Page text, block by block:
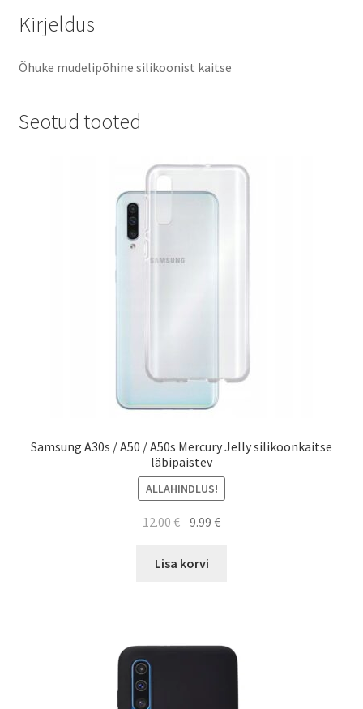
Kirjeldus
Õhuke mudelipõhine silikoonist kaitse
Seotud tooted
Samsung A30s / A50 / A50s Mercury Jelly silikoonkaitse
läbipaistev
ALLAHINDLUS!
12.00€ Algne
oli:
9.99€Current
Lisa korvi